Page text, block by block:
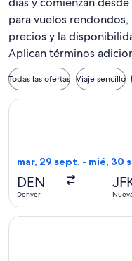
para vuelos
precios y la
Aplican términos
Todas las ofertas Viaje sencillo
mar, 29 sept. - mié, 30
DEN
Denver
Seleccionar vuelo de
Seleccionar vuelo de